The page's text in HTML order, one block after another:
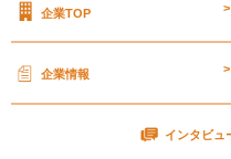
ら
ポ
ー
企業TOP >
企業情報 >
インタビュ